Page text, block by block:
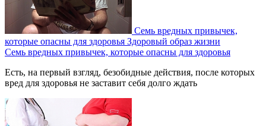
Семь вредных привычек,
которые опасны для здоровья Здоровый образ жизни
Семь вредных привычек, которые опасны для здоровья
Есть, на первый взгляд, безобидные действия, после которых
вред для здоровья не заставит себя долго ждать